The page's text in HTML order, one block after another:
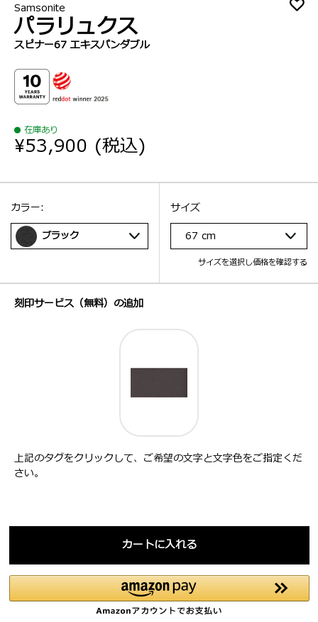
Samsonite
パラリュクス
スピナー67 エキスパンダブル
在庫あり
¥53,900 (税込)
サイズ
選択：
サイズ
67 cm
サイズを選択し価格を確認する
選択：
カラー:
ブラック
刻印サービス（無料）の追加
上記のタグをクリックして、ご希望の文字と文字色をご指定くだ
さい。
カートに入れる